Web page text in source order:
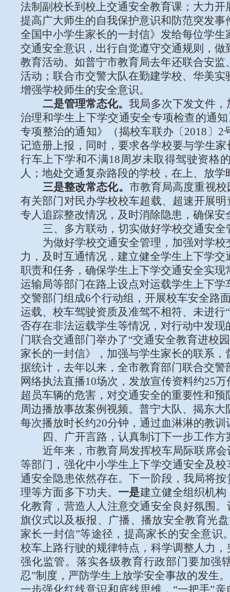
法制副校长到校上交通安全教育课；大力
提高广大师生的自我保护意识和防范突发
全国中小学生家长的一封信》发给每位学
交通安全意识，出行自觉遵守交通规则，
教育活动。如普宁市教育局去年还联合安
活动；联合市交警大队在勤建学校、华美
增强学校师生的安全意识。
二是管理常态化。我局多次下发文件
治理和学生上下学交通安全专项检查的通
专项整治的通知》（揭校车联办〔2018〕 2
记造册上报，同时，要求各学校要与学生
行车上下学和不满18周岁未取得驾驶资格
人；地处交通复杂路段的学校，在上、放
三是整改常态化。 市教育局高度重视
有关部门对民办学校校车超载、超速开展
专人追踪整改情况，及时消除隐患，确保
三、多方联动，切实做好学校交通安全
为做好学校交通安全管理，加强对学校
力，及时互通情况，建立健全学生上下学
职责和任务，确保学生上下学交通安全实
运输局等部门在路上设点对运载学生上下
交警部门组成6个行动组，开展校车安全路
运载、校车驾驶资质及准驾不相符、未进
否存在非法运载学生等情况，对行动中发
门联合交通部门举办了“交通安全教育进校
家长的一封信》，加强与学生家长的联系
据统计，去年以来， 全市教育部门联合交警
网络执法直播10场次，发放宣传资料约25
超员车辆的危害，对交通安全的重要性和预
周边播放事故案例视频。普宁大队、揭东
每次播放时长约20分钟，通过血淋淋的教
四、广开言路，认真制订下一步工作方
近年来，市教育局发挥校车局际联席
等部门，强化中小学生上下学交通安全及
通安全隐患依然存在。下一阶段，我局将
理等方面多下功夫。 一是建立健全组织机
化教育，营造人人注意交通安全良好氛围
旗仪式以及板报、广播、播放安全教育光
家长一封信”等途径，提高家长的安全意识
校车上路行驶的规律特点，科学调整人力
强化监管。落实各级教育行政部门要加强
忍”制度，严防学生上放学安全事故的发生。
一步强化红线意识和底线思维，“一把手”